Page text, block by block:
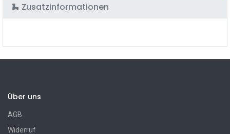
Zusatzinformationen
Über uns
AGB
Widerruf